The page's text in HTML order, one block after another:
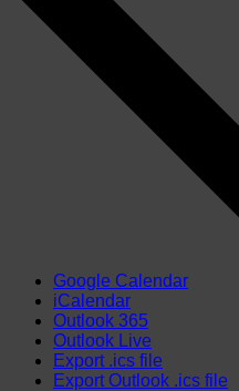
Google Calendar
iCalendar
Outlook 365
Outlook Live
Export .ics file
Export Outlook .ics file